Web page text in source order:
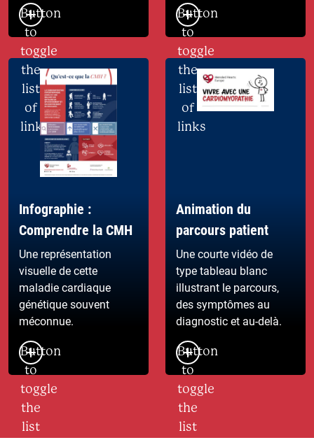
Button
to
toggle
the
list
of
links
Button
to
toggle
the
list
of
links
Infographie :
Comprendre la CMH
Une représentation
visuelle de cette
maladie cardiaque
génétique souvent
méconnue.
Button
to
toggle
the
list
Animation du
parcours patient
Une courte vidéo de
type tableau blanc
illustrant le parcours,
des symptômes au
diagnostic et au-delà.
Button
to
toggle
the
list